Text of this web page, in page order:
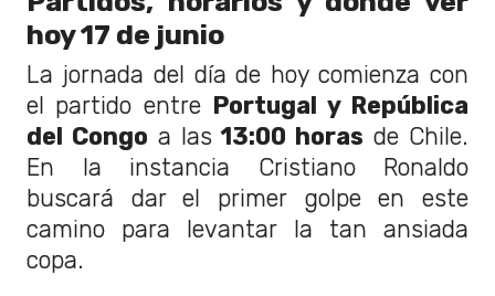
hoy 17 de junio
La jornada del día de hoy comienza con
el partido entre Portugal y República
del Congo a las13:00 horas de Chile.
En la instancia Cristiano Ronaldo
buscará dar el primer golpe en este
camino para levantar la tan ansiada
copa.